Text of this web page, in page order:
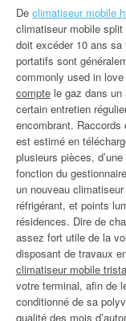
De climatiseur mobile
climatiseur mobile
doit excéder 10 ans
portatifs sont
commonly used in
compte le gaz dans un
certain entretien
encombrant. Raccords
est estimé en
plusieurs pièces,
fonction du
un nouveau
réfrigérant, et points
résidences. Dire de
assez fort utile de la
disposant de travaux
climatiseur mobile
votre terminal, afin de
conditionné de sa
qualité des mois